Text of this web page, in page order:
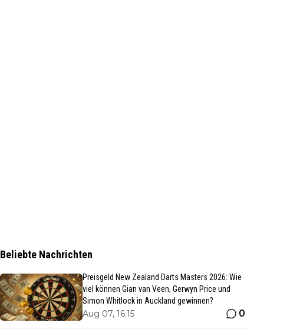
Beliebte Nachrichten
Preisgeld New Zealand Darts Masters 2026: Wie
viel können Gian van Veen, Gerwyn Price und
Simon Whitlock in Auckland gewinnen?
Aug 07, 16:15 0